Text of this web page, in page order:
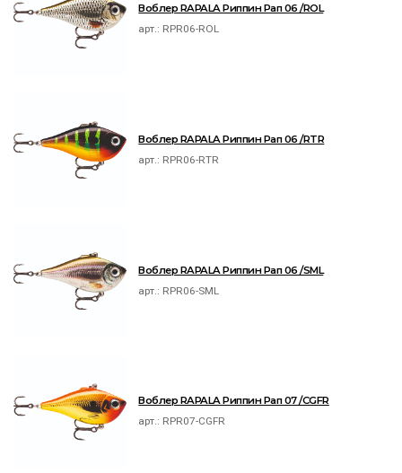
Воблер RAPALA Риппин Рап 06 /ROL
арт.: RPR06-ROL
Воблер RAPALA Риппин Рап 06 /RTR
арт.: RPR06-RTR
Воблер RAPALA Риппин Рап 06 /SML
арт.: RPR06-SML
Воблер RAPALA Риппин Рап 07 /CGFR
арт.: RPR07-CGFR